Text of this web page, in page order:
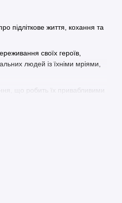
підліткове життя, кохання та
своїх героїв,
людей із їхніми мріями,
що робить їх привабливими